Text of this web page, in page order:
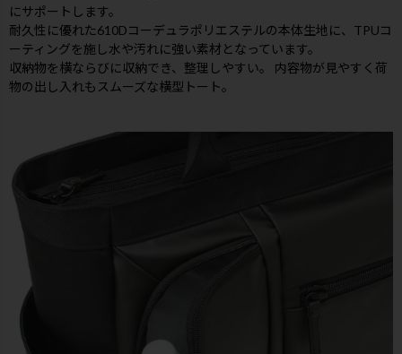
にサポートします。
耐久性に優れた610Dコーデュラポリエステルの本体生地に、TPUコ
ーティングを施し水や汚れに強い素材となっています。
収納物を横ならびに収納でき、整理しやすい。 内容物が見やすく荷
物の出し入れもスムーズな横型トート。